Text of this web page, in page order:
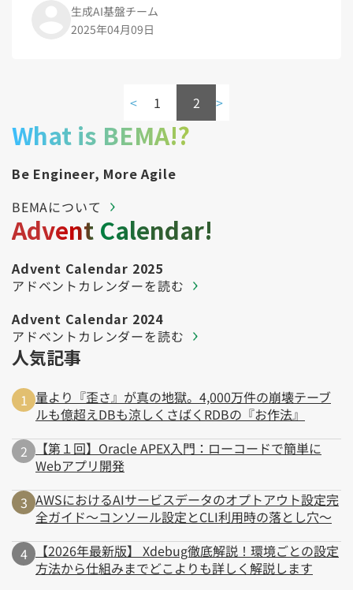
生成AI基盤チーム
2025年04月09日
< 1 2 >
What is BEMA!?
Be Engineer, More Agile
BEMAについて
Advent Calendar!
Advent Calendar 2025
アドベントカレンダーを読む
Advent Calendar 2024
アドベントカレンダーを読む
人気記事
量より『歪さ』が真の地獄。4,000万件の崩壊テーブ
ルも億超えDBも涼しくさばくRDBの『お作法』
【第１回】Oracle APEX入門：ローコードで簡単に
Webアプリ開発
AWSにおけるAIサービスデータのオプトアウト設定完
全ガイド～コンソール設定とCLI利用時の落とし穴～
【2026年最新版】 Xdebug徹底解説！環境ごとの設定
方法から仕組みまでどこよりも詳しく解説します